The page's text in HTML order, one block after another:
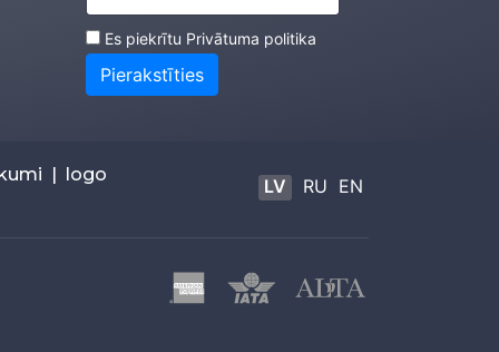
Es piekrītu Privātuma politika
Pierakstīties
| logo
LV RU EN